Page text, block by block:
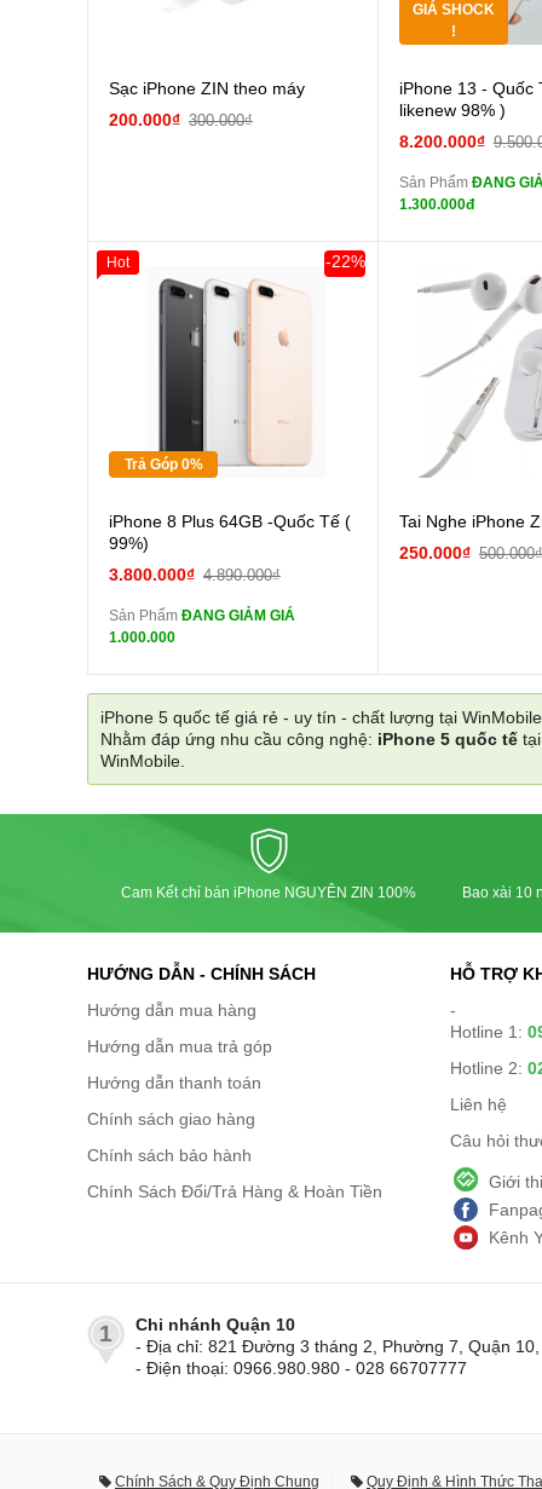
Sạc iPhone ZIN theo máy
200.000₫ 300.000₫
GIÁ SHOCK
!
màn
tai
Pin
các Phụ Kiện Khác
iPhone 13 - Quốc
likenew 98% )
8.200.000₫
Sản Phẩm ĐANG
1.300.000đ
Trả Góp 0%
Giảm 100.000đ
Khách Hàng
Tặng
Cường lực 10D full
màn
tai nghe iPhone 6S
Pin dự phòng và
iPhone 8 Plus 64GB -Quốc Tế (
99%)
3.800.000₫ 4.890.000₫
-22%
Sản Phẩm ĐANG GIẢM GIÁ
1.000.000
Hot
Tai Nghe iPhone
250.000₫ 500.000₫
iPhone 5 quốc tế giá rẻ - uy tín - chất lượng tại WinMobile.
Nhằm đáp ứng nhu cầu công nghệ: iPhone 5 quốc tế tại
WinMobile.
Cam Kết chỉ bán iPhone NGUYÊN ZIN 100%
Bao xài 10
HƯỚNG DẪN - CHÍNH SÁCH
Hướng dẫn mua hàng
Hướng dẫn mua trả góp
Hướng dẫn thanh toán
Chính sách giao hàng
Chính sách bảo hành
Chính Sách Đổi/Trả Hàng & Hoàn Tiền
HỖ TRỢ
-
Hotline 1:
Hotline 2:
Liên hệ
Câu hỏi
Giới
Kênh
1
Chi nhánh Quận 10
- Địa chỉ: 821 Đường 3 tháng 2, Phường 7, Quận 10,
- Điện thoại: 0966.980.980 - 028 66707777
Chính Sách & Quy Định Chung Quy Định & Hình Thức